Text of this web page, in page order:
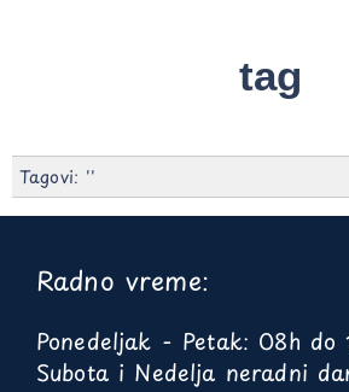
tag
Tagovi: ''
Radno vreme:
Ponedeljak - Petak: 08h do
Subota i Nedelja neradni